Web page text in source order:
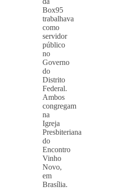
Box95
trabalhava
como
servidor
público
no
Governo
do
Distrito
Federal.
Ambos
congregam
na
Igreja
Presbiteriana
do
Encontro
Vinho
Novo,
em
Brasília.